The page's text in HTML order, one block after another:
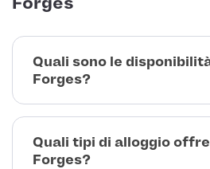
Quali sono le
Forges?
Quali tipi di alloggio
Forges?